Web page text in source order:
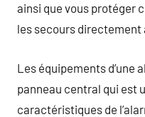
ainsi que vous protéger
les secours directement
Les équipements d’une
panneau central qui est
caractéristiques de